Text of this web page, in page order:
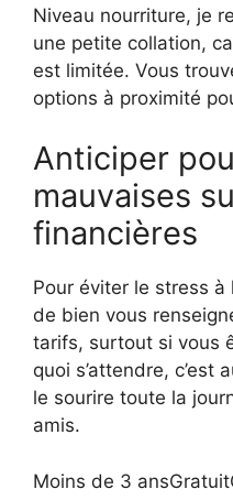
Niveau nourriture, je
une petite collation,
est limitée. Vous
options à proximité
Anticiper
mauvaises
financières
Pour éviter le stress à
de bien vous
tarifs, surtout si vous
quoi s’attendre, c’est
le sourire toute la
amis.
Moins de 3